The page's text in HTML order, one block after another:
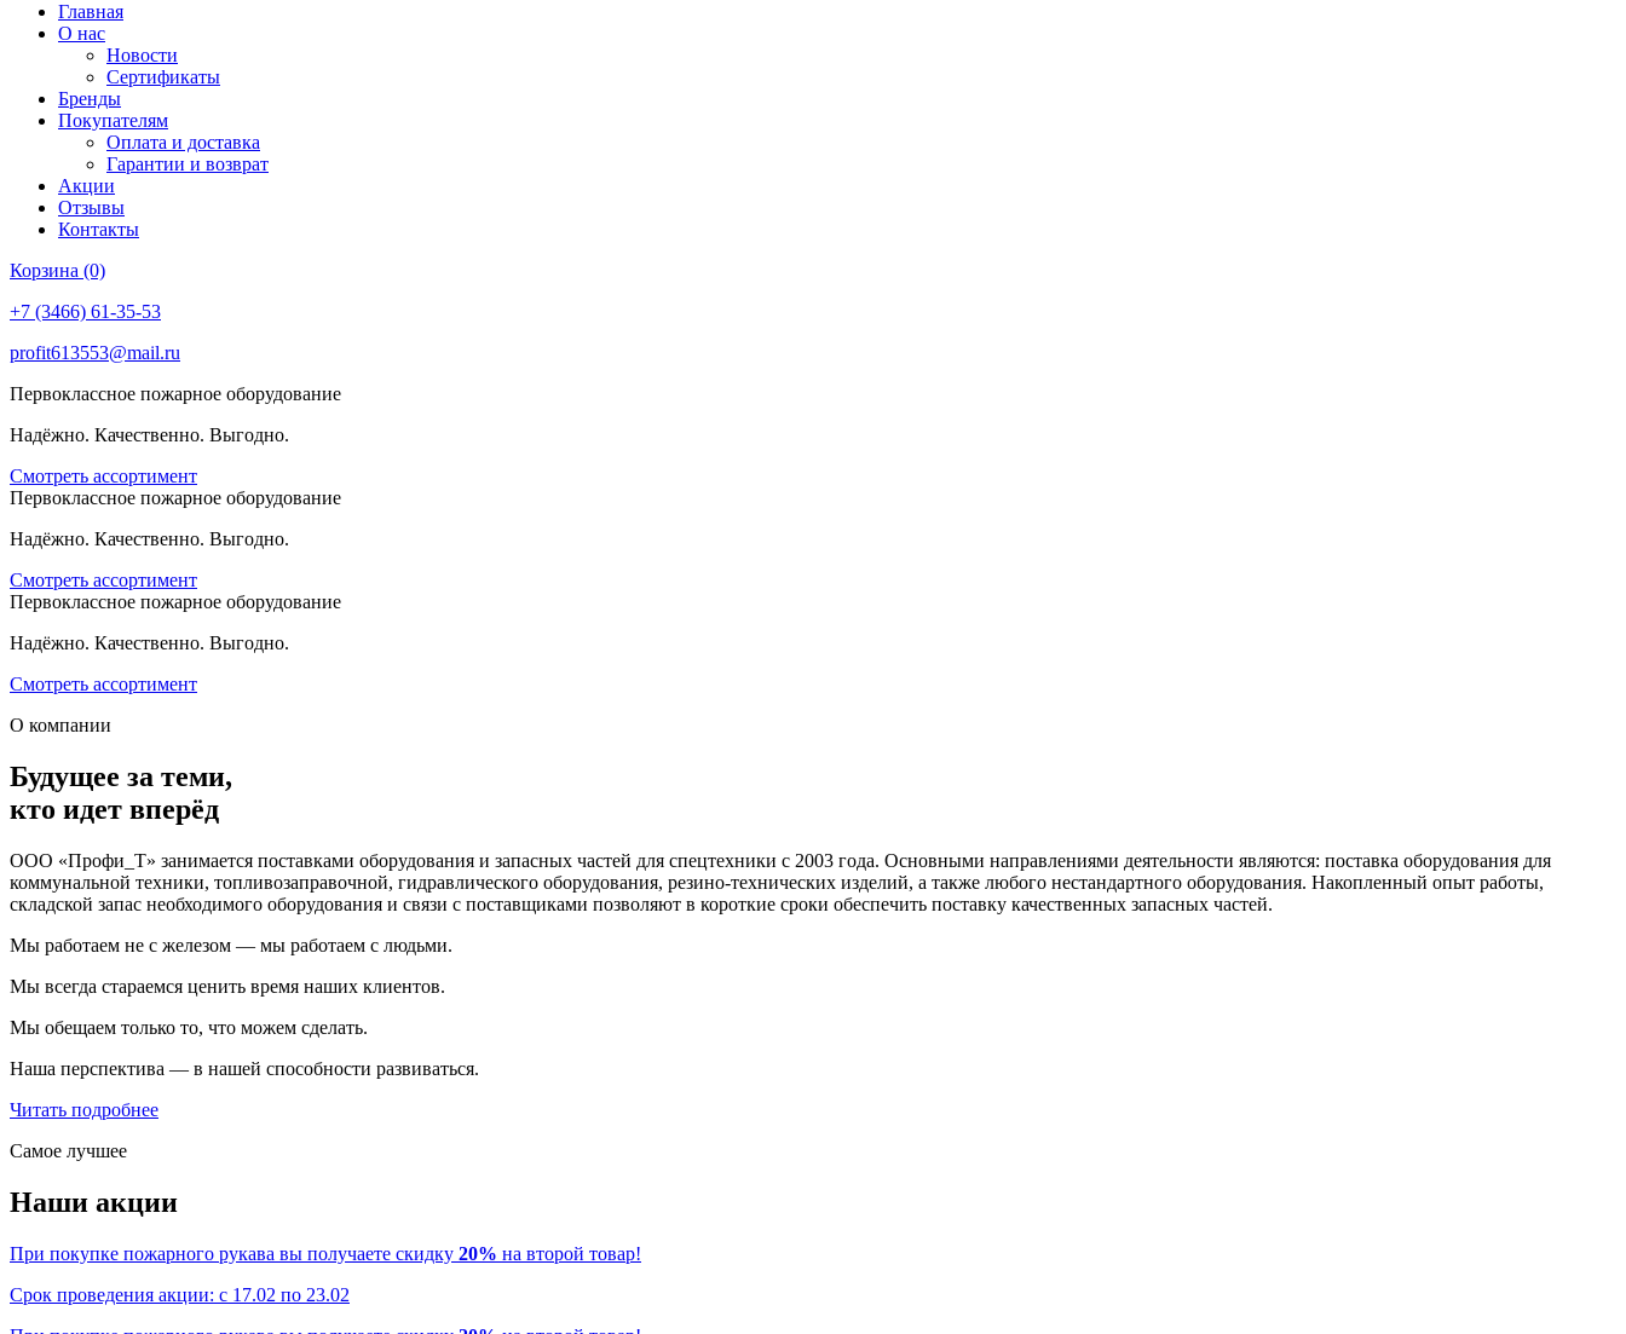
Главная
О нас
Новости
Сертификаты
Бренды
Покупателям
Оплата и доставка
Гарантии и возврат
Акции
Отзывы
Контакты
Корзина (0)
+7 (3466) 61-35-53
profit613553@mail.ru
Первоклассное пожарное оборудование
Надёжно. Качественно. Выгодно.
Смотреть ассортимент
Первоклассное пожарное оборудование
Надёжно. Качественно. Выгодно.
Смотреть ассортимент
Первоклассное пожарное оборудование
Надёжно. Качественно. Выгодно.
Смотреть ассортимент
О компании
Будущее за теми,
кто идет вперёд
ООО «Профи_Т» занимается поставками оборудования и запасных частей для спецтехники с 2003 года. Основными направлениями деятельности являются: поставка оборудования для
коммунальной техники, топливозаправочной, гидравлического оборудования, резино-технических изделий, а также любого нестандартного оборудования. Накопленный опыт работы,
складской запас необходимого оборудования и связи с поставщиками позволяют в короткие сроки обеспечить поставку качественных запасных частей.
Мы работаем не с железом — мы работаем с людьми.
Мы всегда стараемся ценить время наших клиентов.
Мы обещаем только то, что можем сделать.
Наша перспектива — в нашей способности развиваться.
Читать подробнее
Самое лучшее
Наши акции
При покупке пожарного рукава вы получаете скидку 20% на второй товар!
Срок проведения акции: с 17.02 по 23.02